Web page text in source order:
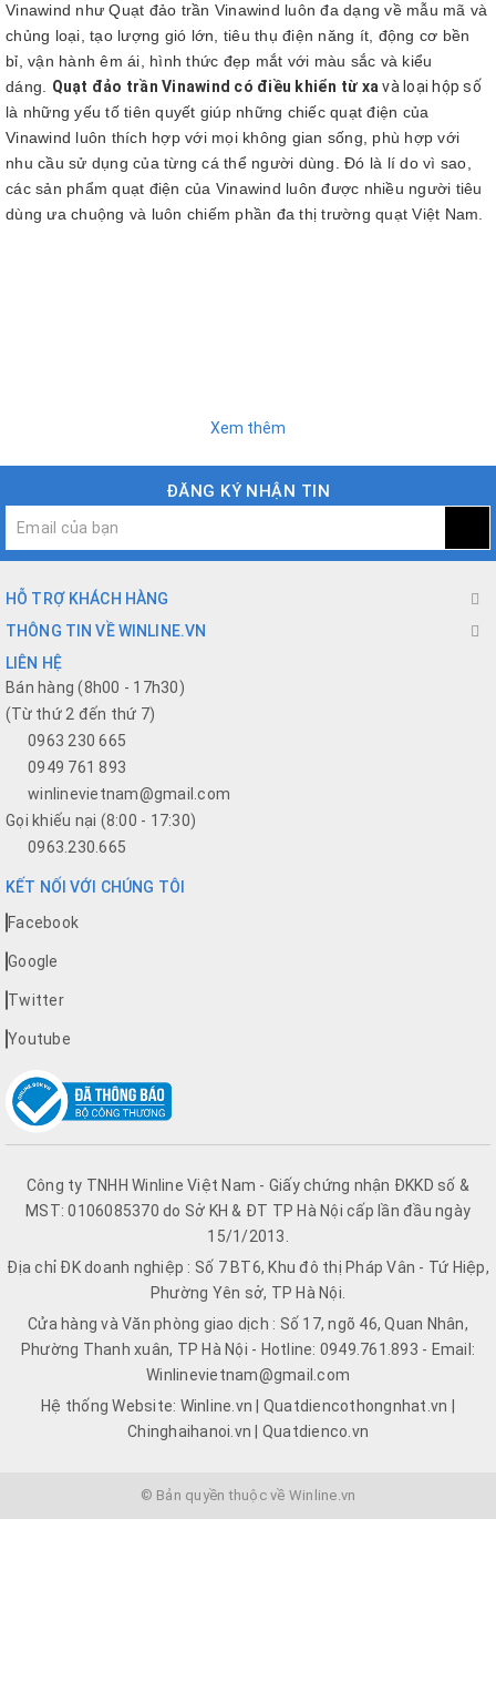
Vinawind như Quạt đảo trần Vinawind luôn đa dạng về mẫu mã và
chủng loại, tạo lượng gió lớn, tiêu thụ điện năng ít, động cơ bền
bỉ, vận hành êm ái, hình thức đẹp mắt với màu sắc và kiểu
dáng. Quạt đảo trần Vinawind có điều khiển từ xa và loại hộp số
là những yếu tố tiên quyết giúp những chiếc quạt điện của
Vinawind luôn thích hợp với mọi không gian sống, phù hợp với
nhu cầu sử dụng của từng cá thể người dùng. Đó là lí do vì sao,
các sản phẩm quạt điện của Vinawind luôn được nhiều người tiêu
dùng ưa chuộng và luôn chiếm phần đa thị trường quạt Việt Nam.
Xem thêm
ĐĂNG KÝ NHẬN TIN
HỖ TRỢ KHÁCH HÀNG
THÔNG TIN VỀ WINLINE.VN
LIÊN HỆ
Bán hàng (8h00 - 17h30)
(Từ thứ 2 đến thứ 7)
0963 230 665
0949 761 893
winlinevietnam@gmail.com
Gọi khiếu nại (8:00 - 17:30)
0963.230.665
KẾT NỐI VỚI CHÚNG TÔI
Facebook
Google
Twitter
Youtube
Công ty TNHH Winline Việt Nam - Giấy chứng nhận ĐKKD số &
MST: 0106085370 do Sở KH & ĐT TP Hà Nội cấp lần đầu ngày
15/1/2013.
Địa chỉ ĐK doanh nghiệp : Số 7 BT6, Khu đô thị Pháp Vân - Tứ Hiệp,
Phường Yên sở, TP Hà Nội.
Cửa hàng và Văn phòng giao dịch : Số 17, ngõ 46, Quan Nhân,
Phường Thanh xuân, TP Hà Nội - Hotline: 0949.761.893 - Email:
Winlinevietnam@gmail.com
Hệ thống Website: Winline.vn | Quatdiencothongnhat.vn |
Chinghaihanoi.vn | Quatdienco.vn
© Bản quyền thuộc về Winline.vn